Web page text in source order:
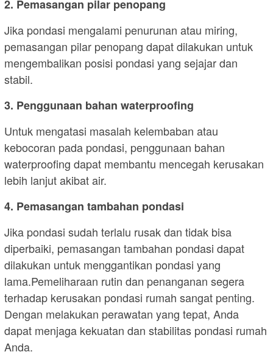
2. Pemasangan pilar penopang
Jika pondasi mengalami penurunan atau miring,
pemasangan pilar penopang dapat dilakukan untuk
mengembalikan posisi pondasi yang sejajar dan
stabil.
3. Penggunaan bahan waterproofing
Untuk mengatasi masalah kelembaban atau
kebocoran pada pondasi, penggunaan bahan
waterproofing dapat membantu mencegah kerusakan
lebih lanjut akibat air.
4. Pemasangan tambahan pondasi
Jika pondasi sudah terlalu rusak dan tidak bisa
diperbaiki, pemasangan tambahan pondasi dapat
dilakukan untuk menggantikan pondasi yang
lama.Pemeliharaan rutin dan penanganan segera
terhadap kerusakan pondasi rumah sangat penting.
Dengan melakukan perawatan yang tepat, Anda
dapat menjaga kekuatan dan stabilitas pondasi rumah
Anda.